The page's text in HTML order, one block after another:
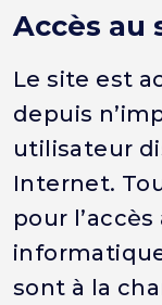
Accès au
Le site est
depuis
utilisateur
Internet.
pour
sont à la